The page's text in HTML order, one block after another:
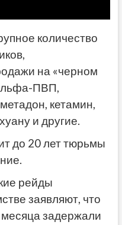
количество
на «черном
ПВП,
кетамин,
и другие.
до 20 лет тюрьмы
рейды
заявляют, что
месяца задержали